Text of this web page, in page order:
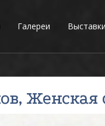
Галереи Выставки
, Женская